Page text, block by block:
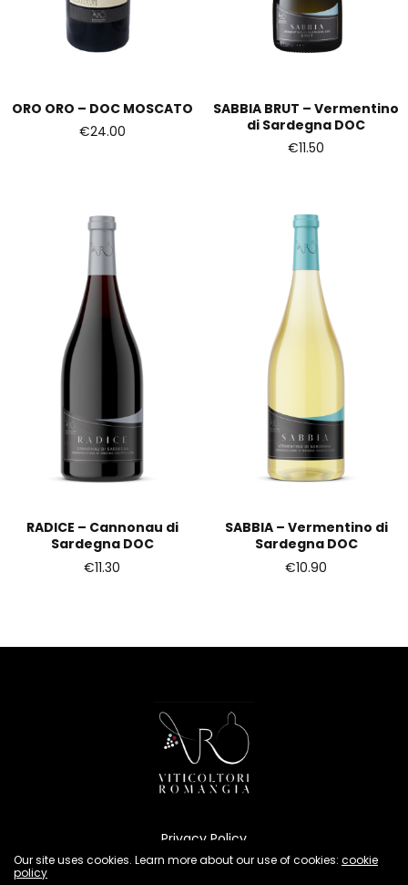
ORO ORO – DOC MOSCATO
€24.00
SABBIA BRUT – Vermentino
di Sardegna DOC
€11.50
RADICE – Cannonau di
Sardegna DOC
€11.30
SABBIA – Vermentino di
Sardegna DOC
€10.90
Privacy Policy
Cookies Policy
Our site uses cookies. Learn more about our use of cookies: cookie
policy